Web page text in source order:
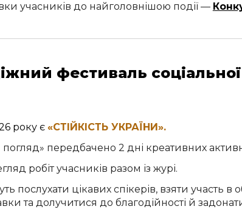
учасників до найголовнішою події —
фестиваль
6року є «СТІЙКІСТЬ УКРАЇНИ».
передбачено 2 дні креативних
робіт учасників разом із журі.
послухати цікавих спікерів, взяти участь в
та долучитися до благодійності й